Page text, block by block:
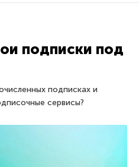
подписки под
подписках и
сервисы?